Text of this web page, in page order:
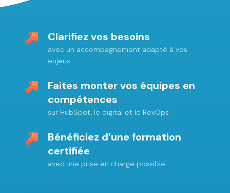
Clarifiez vos besoins
avec un accompagnement adapté à vos
enjeux
Faites monter vos équipes en
compétences
sur HubSpot, le digital et le RevOps
Bénéficiez d’une formation
certifiée
avec une prise en charge possible